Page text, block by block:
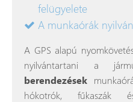
felügyelete
A munkaórák
A GPS alapú
nyilvántartani a
berendezések
hókotrók, fűkaszák